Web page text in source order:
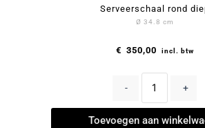
Serveerschaal rond
Ø 34.8 cm
€ 350,00 incl. btw
- +
Toevoegen aan